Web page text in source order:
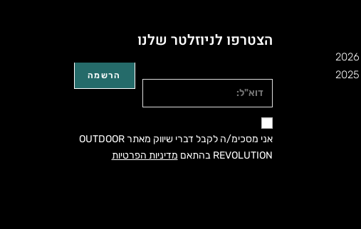
הצטרפו לניוזלטר שלנו
אני מסכימ/ה לקבל דברי שיווק מאתר OUTDOOR
REVOLUTION בהתאם
מדיניות הפרטיות